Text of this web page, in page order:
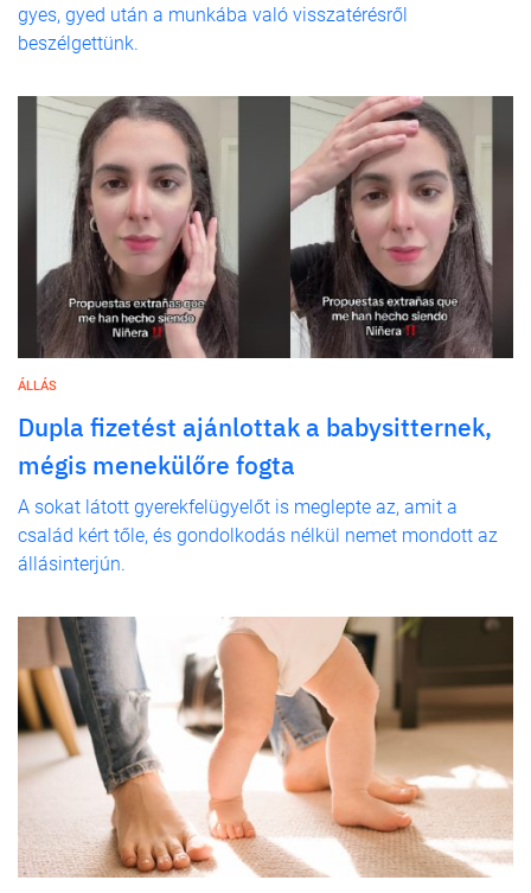
gyes, gyed után a munkába való visszatérésről
beszélgettünk.
ÁLLÁS
Dupla fizetést ajánlottak a babysitternek,
mégis menekülőre fogta
A sokat látott gyerekfelügyelőt is meglepte az, amit a
család kért tőle, és gondolkodás nélkül nemet mondott az
állásinterjún.